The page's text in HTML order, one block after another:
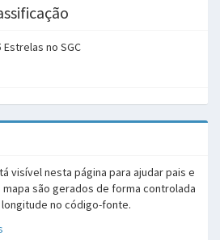
no SGC
visível nesta página para ajudar pais e
são gerados de forma controlada
no código-fonte.